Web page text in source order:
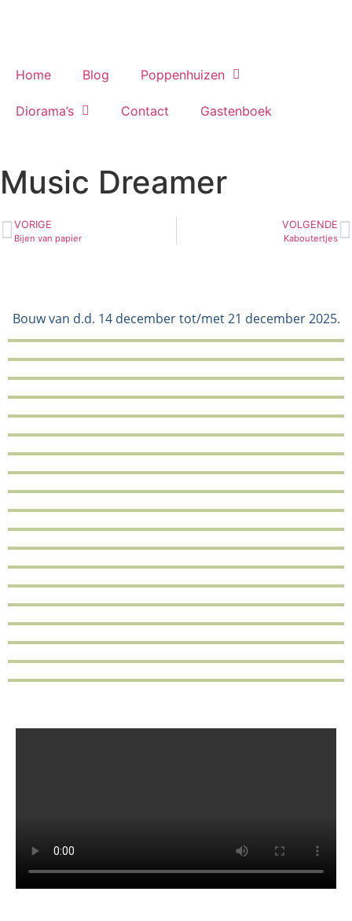
Home Blog Poppenhuizen
Diorama’s Contact Gastenboek
Music Dreamer
VORIGE
Bijen van papier
VOLGENDE
Kaboutertjes
Bouw van d.d. 14 december tot/met 21 december 2025.